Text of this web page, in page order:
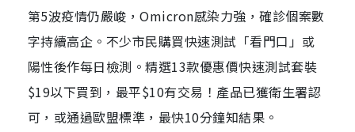
第5波疫情仍嚴峻，Omicron感染力強，確診個案數
字持續高企。不少市民購買快速測試「看門口」或
陽性後作每日檢測。精選13款優惠價快速測試套裝
$19以下買到，最平$10有交易！產品已獲衛生署認
可，或通過歐盟標準，最快10分鐘知結果。